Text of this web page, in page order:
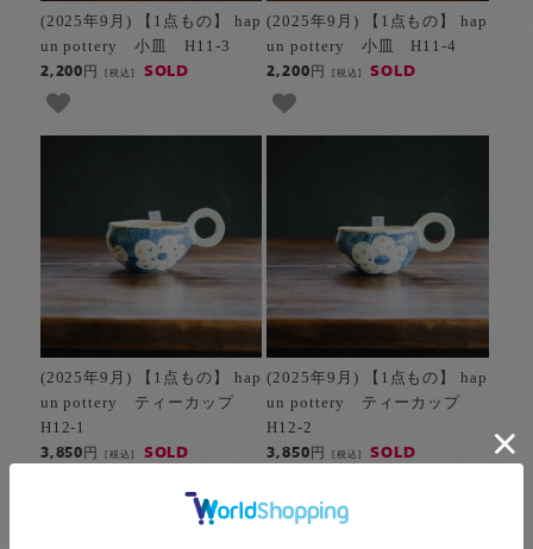
(2025年9月) 【1点もの】 hap
un pottery 小皿 H11-3
2,200円[税込] SOLD
(2025年9月) 【1点もの】 hap
un pottery 小皿 H11-4
2,200円 [税込] SOLD
(2025年9月) 【1点もの】 hap
un pottery ティーカップ
H12-1
3,850円[税込] SOLD
(2025年9月) 【1点もの】 hap
un pottery ティーカップ
H12-2
3,850円 [税込] SOLD